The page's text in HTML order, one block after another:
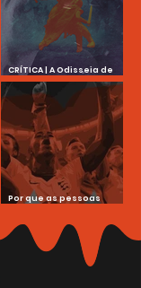
CRÍTICA | A Odisseia de
Nolan exala uma
continuação de
Oppenheimer
Por que as pessoas
Caroline na Copa?